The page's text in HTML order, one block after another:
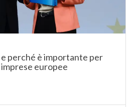
e perché è importante per
europee